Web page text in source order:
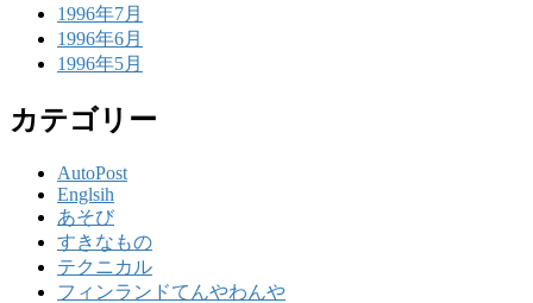
1996年7月
1996年6月
1996年5月
カテゴリー
AutoPost
Englsih
あそび
すきなもの
テクニカル
フィンランドてんやわんや